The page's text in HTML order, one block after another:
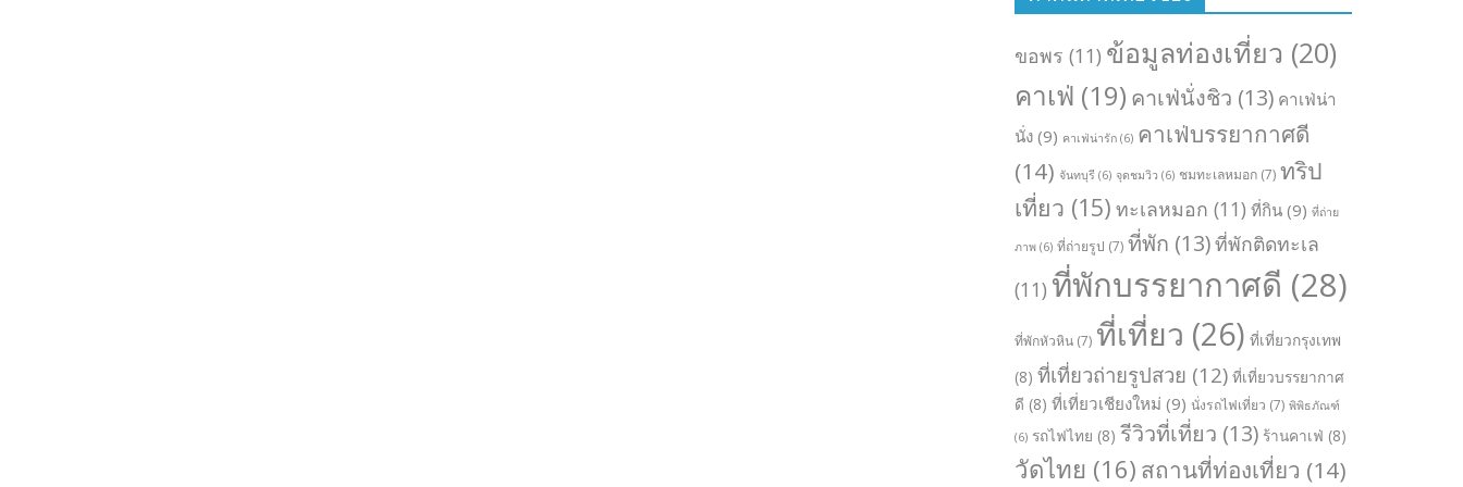
ขอพร (11) ข้อมูลท่องเที่ยว (20)
คาเฟ่ (19) คาเฟ่นั่งชิว (13) คาเฟ่น่า
นั่ง (9) คาเฟ่น่ารัก (6) คาเฟ่บรรยากาศดี
(14) จันทบุรี (6) จุดชมวิว (6) ชมทะเลหมอก (7) ทริป
เที่ยว (15) ทะเลหมอก (11) ที่กิน (9) ที่ถ่าย
ภาพ (6) ที่ถ่ายรูป (7) ที่พัก (13)ที่พักติดทะเล
(11) ที่พักบรรยากาศดี (28)
ที่พักหัวหิน (7) ที่เที่ยว (26) ที่เที่ยวกรุงเทพ
(8) ที่เที่ยวถ่ายรูปสวย (12) ที่เที่ยวบรรยากาศ
ดี (8) ที่เที่ยวเชียงใหม่ (9) นั่งรถไฟเที่ยว (7) พิพิธภัณฑ์
(6) รถไฟไทย (8) รีวิวที่เที่ยว (13) ร้านคาเฟ่ (8)
วัดไทย (16) สถานที่ท่องเที่ยว (14)